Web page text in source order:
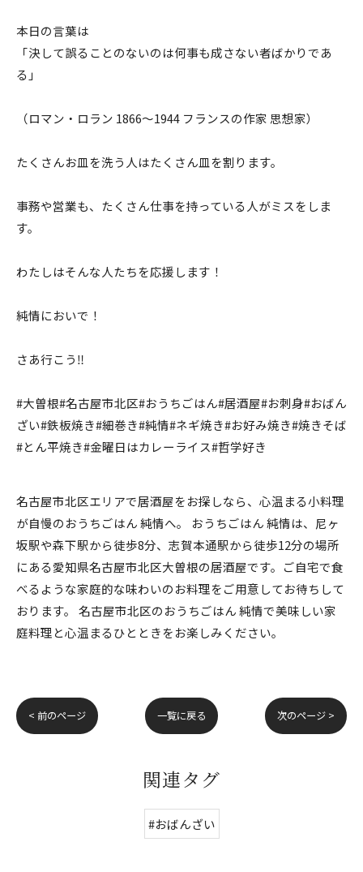
本日の言葉は
「決して誤ることのないのは何事も成さない者ばかりであ
る」
（ロマン・ロラン 1866〜1944 フランスの作家 思想家）
たくさんお皿を洗う人はたくさん皿を割ります。
事務や営業も、たくさん仕事を持っている人がミスをしま
す。
わたしはそんな人たちを応援します！
純情においで！
さあ行こう‼️
#大曽根#名古屋市北区#おうちごはん#居酒屋#お刺身#おばん
ざい#鉄板焼き#細巻き#純情#ネギ焼き#お好み焼き#焼きそば
#とん平焼き#金曜日はカレーライス#哲学好き
名古屋市北区エリアで居酒屋をお探しなら、心温まる小料理
が自慢のおうちごはん 純情へ。 おうちごはん 純情は、尼ヶ
坂駅や森下駅から徒歩8分、志賀本通駅から徒歩12分の場所
にある愛知県名古屋市北区大曽根の居酒屋です。ご自宅で食
べるような家庭的な味わいのお料理をご用意してお待ちして
おります。 名古屋市北区のおうちごはん 純情で美味しい家
庭料理と心温まるひとときをお楽しみください。
< 前のページ 一覧に戻る 次のページ >
関連タグ
#おばんざい